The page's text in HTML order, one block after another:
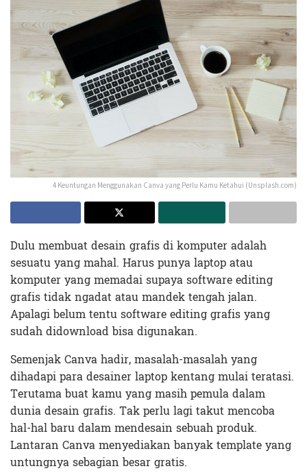
4 Keuntungan Menggunakan Canva yang Perlu Kamu Ketahui (Unsplash.com)
Dulu membuat desain grafis di komputer adalah
sesuatu yang mahal. Harus punya laptop atau
komputer yang memadai supaya software editing
grafis tidak ngadat atau mandek tengah jalan.
Apalagi belum tentu software editing grafis yang
sudah didownload bisa digunakan.
Semenjak Canva hadir, masalah-masalah yang
dihadapi para desainer laptop kentang mulai teratasi.
Terutama buat kamu yang masih pemula dalam
dunia desain grafis. Tak perlu lagi takut mencoba
hal-hal baru dalam mendesain sebuah produk.
Lantaran Canva menyediakan banyak template yang
untungnya sebagian besar gratis.